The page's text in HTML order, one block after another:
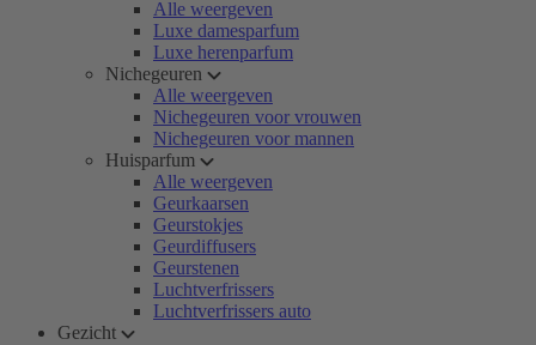
Alle weergeven
Luxe damesparfum
Luxe herenparfum
Nichegeuren
Alle weergeven
Nichegeuren voor vrouwen
Nichegeuren voor mannen
Huisparfum
Alle weergeven
Geurkaarsen
Geurstokjes
Geurdiffusers
Geurstenen
Luchtverfrissers
Luchtverfrissers auto
Gezicht